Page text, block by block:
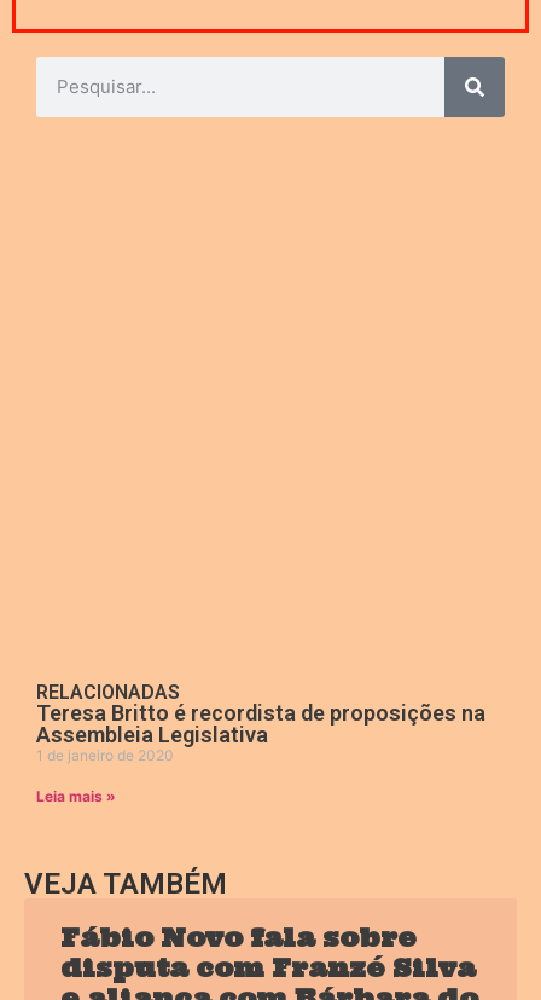
RELACIONADAS
Teresa Britto é recordista de proposições na
Assembleia Legislativa
1 de janeiro de 2020
Leia mais »
VEJA TAMBÉM
Fábio Novo fala sobre
disputa com Franzé Silva